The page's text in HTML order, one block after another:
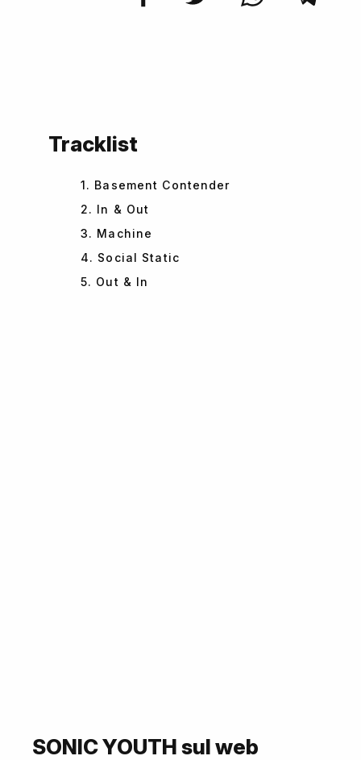
Tracklist
1. Basement Contender
2. In & Out
3. Machine
4. Social Static
5. Out & In
SONIC YOUTH sul web